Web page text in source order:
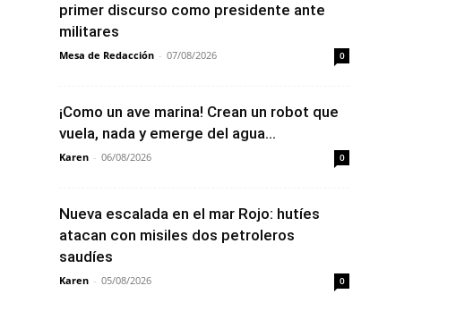
primer discurso como presidente ante
militares
Mesa de Redacción - 07/08/2026 0
¡Como un ave marina! Crean un robot que
vuela, nada y emerge del agua...
Karen - 06/08/2026 0
Nueva escalada en el mar Rojo: hutíes
atacan con misiles dos petroleros
saudíes
Karen - 05/08/2026 0